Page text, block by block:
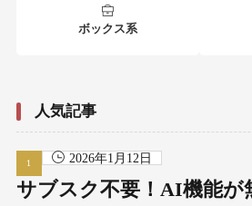
ボックス系
人気記事
2026年1月12日
サブスク不要！AI機能が